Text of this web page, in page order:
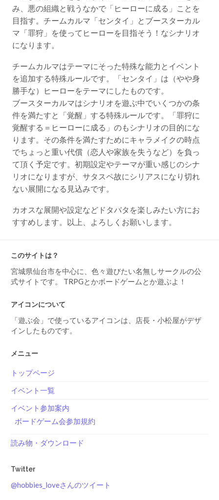
み、悪の組織と戦うなかで「ヒーローに成る」ことを
目指す。チームカルマ「センタイ」とブースターカル
マ「罪狩」を使ってヒーローを目指そう！なシナリオ
になります。
チームカルマはテーマにそった特殊な能力とイベント
を追加する特殊ルールです。「センタイ」は（やや身
勝手な）ヒーローをテーマにしたものです。
ブースターカルマはシナリオを遊ぶ中でいくつかの条
件を満たすと「覚醒」する特殊ルールです。「罪狩に
覚醒する＝ヒーローに成る」のもシナリオの目的にな
ります。その条件を満たすためにキャラメイクの時点
でちょっと重い代償（恋人や家族を失うなど）を負っ
て頂く予定です。初期設定やテーマが重い感じのシナ
リオになりますが、サタスペ故にシリアスになり切れ
ない展開になる見込みです。
カオスな展開や設定などドタバタを楽しみたい方にお
すすめします。以上、よろしくお願いします。
このサイトは？
宮城県仙台市を中心に、色々遊びたい名無しサークルの公
式サイトです。 TRPGとかボードゲームとか遊ぶよ！
アイコンについて
「遊ぶ会」で使っているアイコンは、店長・小松屋がデザ
インしたものです。
メニュー
トップページ
イベント一覧
イベント参加案内
ボードゲーム会参加規約
読み物・ダウンロード
Twitter
@hobbies_loveさんのツイート